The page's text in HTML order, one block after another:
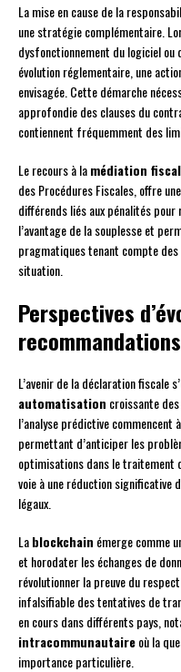
La mise en cause de la
une stratégie complémentaire.
dysfonctionnement du logiciel ou
évolution réglementaire, une
envisagée. Cette démarche
approfondie des clauses du
contiennent fréquemment des
Le recours à lamédiation
des Procédures Fiscales, offre
différends liés aux pénalités
l’avantage de la souplesse et
pragmatiques tenant compte
situation.
Perspectives
L’avenir de la déclaration fiscale
automatisation croissante
l’analyse prédictive
permettant d’anticiper les
optimisations dans le traitement
voie à une réduction significative
légaux.
Lablockchain émerge comme
et horodater les échanges de
révolutionner la preuve du
infalsifiable des tentatives de
en cours dans différents pays,
intracommunautaireoù la
importance particulière.